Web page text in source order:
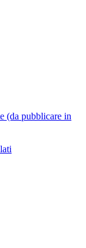
(da pubblicare in